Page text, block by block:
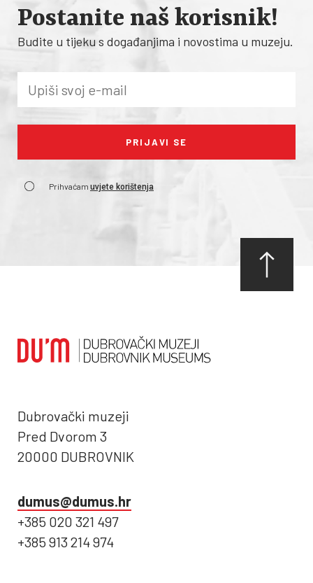
Postanite naš korisnik!
Budite u tijeku s događanjima i novostima u muzeju.
Prihvaćam uvjete korištenja
Dubrovački muzeji
Pred Dvorom 3
20000 DUBROVNIK
dumus@dumus.hr
+385 020 321 497
+385 913 214 974